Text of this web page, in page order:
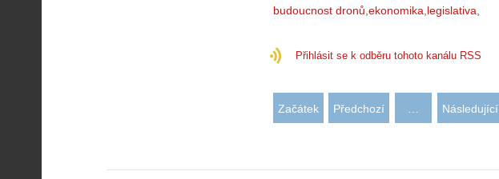
budoucnost dronů ekonomika legislativa
Přihlásit se k odběru tohoto kanálu RSS
Začátek Předchozí Následující